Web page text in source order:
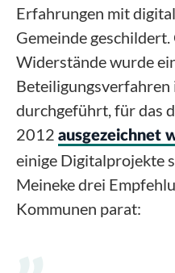
Erfahrungen mit
Gemeinde geschildert.
Widerstände wurde
Beteiligungsverfahren
durchgeführt, für das
2012 ausgezeichnet
einige Digitalprojekte
Meineke drei
Kommunen parat: